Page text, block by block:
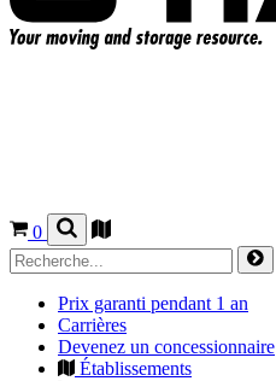
0
Prix garanti pendant 1 an
Carrières
Devenez un concessionnaire
Établissements